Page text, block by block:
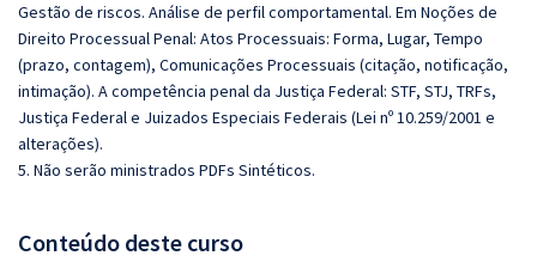
Gestão de riscos. Análise de perfil comportamental. Em Noções de
Direito Processual Penal: Atos Processuais: Forma, Lugar, Tempo
(prazo, contagem), Comunicações Processuais (citação, notificação,
intimação). A competência penal da Justiça Federal: STF, STJ, TRFs,
Justiça Federal e Juizados Especiais Federais (Lei nº 10.259/2001 e
alterações).
5. Não serão ministrados PDFs Sintéticos.
Conteúdo deste curso